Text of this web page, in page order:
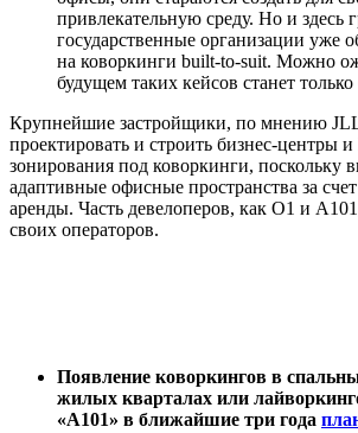
привлекательную среду. Но и здесь
государственные организации уже
на коворкинги built-to-suit. Можно
будущем таких кейсов станет
Крупнейшие застройщики, по мнению
проектировать и строить бизнес-
зонирования под коворкинги, поскольку
адаптивные офисные пространства за
аренды. Часть девелоперов, как О1 и
своих операторов.
Появление коворкингов в
жилых кварталах или
«А101» в ближайшие три года